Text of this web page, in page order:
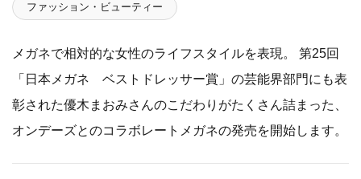
ファッション・ビューティー
メガネで相対的な女性のライフスタイルを表現。 第25回
「日本メガネ ベストドレッサー賞」の芸能界部門にも表
彰された優木まおみさんのこだわりがたくさん詰まった、
オンデーズとのコラボレートメガネの発売を開始します。